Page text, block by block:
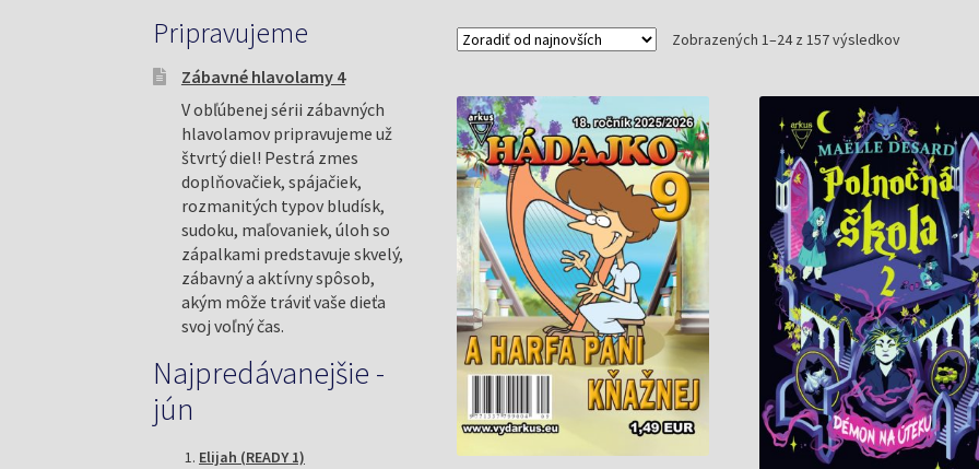
Zobrazených 1–24 z 157 výsledkovZoradené
Pripravujeme
Zábavné hlavolamy 4
V obľúbenej sérii zábavných
hlavolamov pripravujeme už
štvrtý diel! Pestrá zmes
doplňovačiek, spájačiek,
rozmanitých typov bludísk,
sudoku, maľovaniek, úloh so
zápalkami predstavuje skvelý,
zábavný a aktívny spôsob,
akým môže tráviť vaše dieťa
svoj voľný čas.
Najpredávanejšie -
jún
Elijah (READY 1)